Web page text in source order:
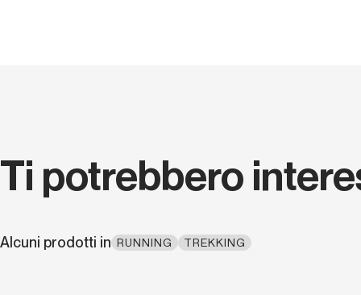
Ti potrebbero
Alcuni prodotti in RUNNING TREKKING